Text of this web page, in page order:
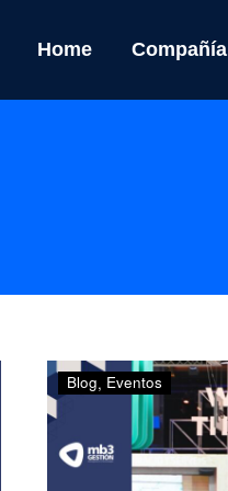
Home Compañía
Blog Eventos